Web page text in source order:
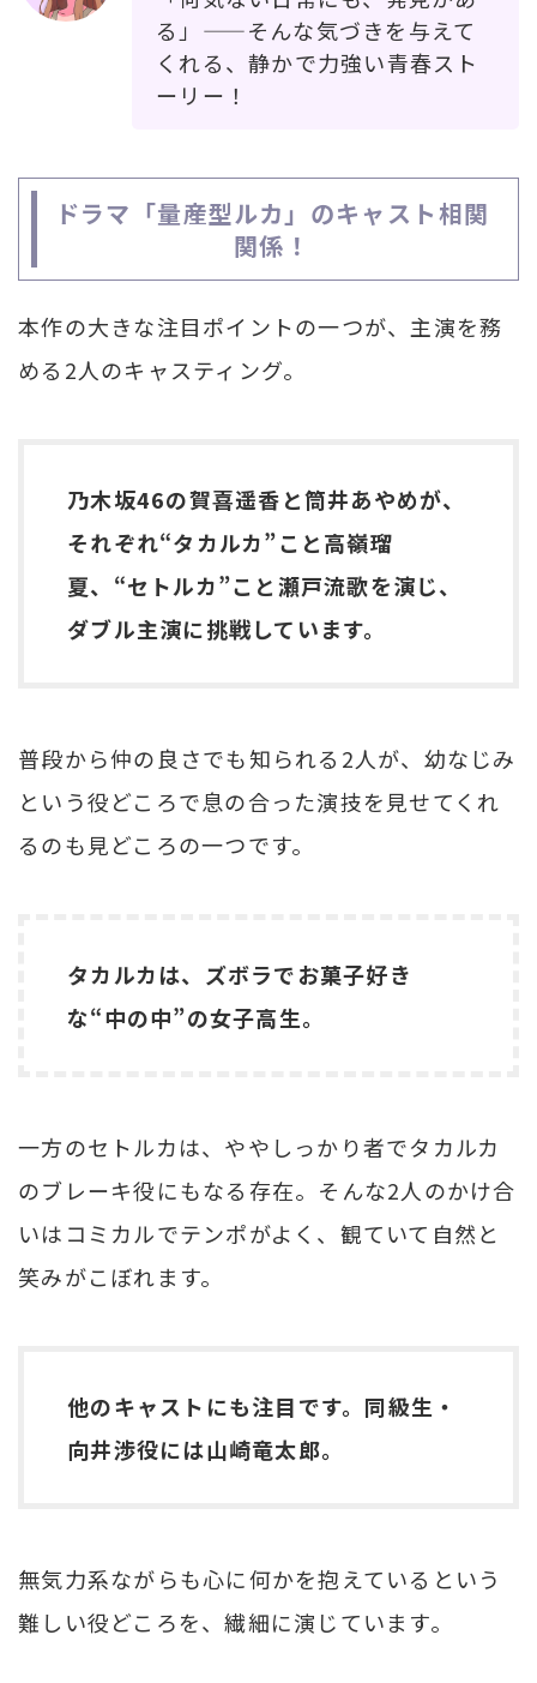
る」——そんな気づきを与えて
くれる、静かで力強い青春スト
ーリー！
ドラマ「量産型ルカ」のキャスト相関
関係！
本作の大きな注目ポイントの一つが、主演を務
める2人のキャスティング。
乃木坂46の賀喜遥香と筒井あやめが、
それぞれ“タカルカ”こと高嶺瑠
夏、“セトルカ”こと瀬戸流歌を演じ、
ダブル主演に挑戦しています。
普段から仲の良さでも知られる2人が、幼なじみ
という役どころで息の合った演技を見せてくれ
るのも見どころの一つです。
タカルカは、ズボラでお菓子好き
な“中の中”の女子高生。
一方のセトルカは、ややしっかり者でタカルカ
のブレーキ役にもなる存在。そんな2人のかけ合
いはコミカルでテンポがよく、観ていて自然と
笑みがこぼれます。
他のキャストにも注目です。同級生・
向井渉役には山崎竜太郎。
無気力系ながらも心に何かを抱えているという
難しい役どころを、繊細に演じています。